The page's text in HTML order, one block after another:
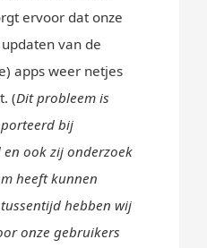
ervoor dat onze
van de
apps weer netjes
(Dit probleem is
bij
ook zij onderzoek
heeft kunnen
hebben wij
onze gebruikers